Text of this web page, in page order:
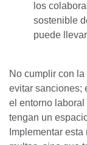
los
sostenible
puede
No cumplir con
evitar sanciones;
el entorno
tengan un
Implementar